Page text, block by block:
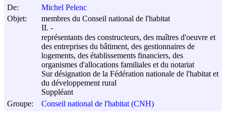
De:
Michel Pelenc
Objet:
membres du Conseil national de l'habitat
II. -
représentants des constructeurs, des maîtres d'oeuvre et
des entreprises du bâtiment, des gestionnaires de
logements, des établissements financiers, des
organismes d'allocations familiales et du notariat
Sur désignation de la Fédération nationale de l'habitat et
du développement rural
Suppléant
Groupe:
Conseil national de l'habitat (CNH)